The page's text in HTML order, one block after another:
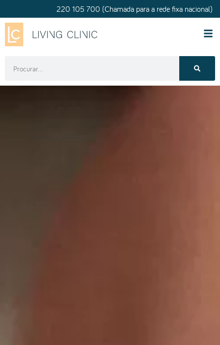
220 105 700 (Chamada para a rede fixa nacional)